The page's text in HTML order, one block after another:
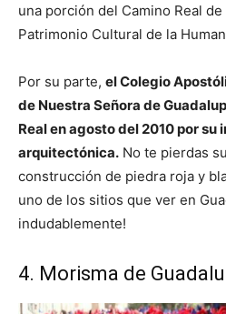
una porción del Camino Real
Patrimonio Cultural de la
Por su parte, el Colegio
de Nuestra Señora de
Real en agosto del 2010 por
arquitectónica. No te pierdas
construcción de piedra roja y
uno de los sitios que ver en
indudablemente!
4. Morisma de